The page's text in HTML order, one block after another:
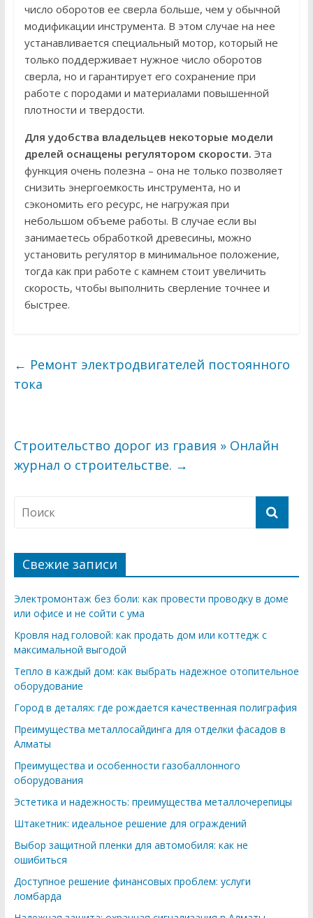
число оборотов ее сверла больше, чем у обычной
модификации инструмента. В этом случае на нее
устанавливается специальный мотор, который не
только поддерживает нужное число оборотов
сверла, но и гарантирует его сохранение при
работе с породами и материалами повышенной
плотности и твердости.
Для удобства владельцев некоторые модели
дрелей оснащены регулятором скорости. Эта
функция очень полезна – она не только позволяет
снизить энергоемкость инструмента, но и
сэкономить его ресурс, не нагружая при
небольшом объеме работы. В случае если вы
занимаетесь обработкой древесины, можно
установить регулятор в минимальное положение,
тогда как при работе с камнем стоит увеличить
скорость, чтобы выполнить сверление точнее и
быстрее.
← Ремонт электродвигателей постоянного
тока
Строительство дорог из гравия » Онлайн
журнал о строительстве. →
Свежие записи
Электромонтаж без боли: как провести проводку в доме
или офисе и не сойти с ума
Кровля над головой: как продать дом или коттедж с
максимальной выгодой
Тепло в каждый дом: как выбрать надежное отопительное
оборудование
Город в деталях: где рождается качественная полиграфия
Преимущества металлосайдинга для отделки фасадов в
Алматы
Преимущества и особенности газобаллонного
оборудования
Эстетика и надежность: преимущества металлочерепицы
Штакетник: идеальное решение для ограждений
Выбор защитной пленки для автомобиля: как не
ошибиться
Доступное решение финансовых проблем: услуги
ломбарда